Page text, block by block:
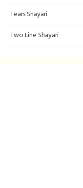
Tears Shayari
Two Line Shayari